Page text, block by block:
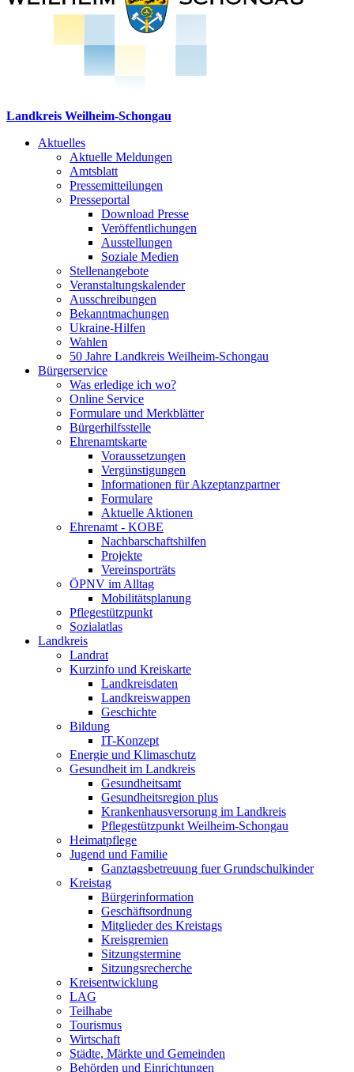
Landkreis Weilheim-Schongau
Aktuelles
Aktuelle Meldungen
Amtsblatt
Pressemitteilungen
Presseportal
Download Presse
Veröffentlichungen
Ausstellungen
Soziale Medien
Stellenangebote
Veranstaltungskalender
Ausschreibungen
Bekanntmachungen
Ukraine-Hilfen
Wahlen
50 Jahre Landkreis Weilheim-Schongau
Bürgerservice
Was erledige ich wo?
Online Service
Formulare und Merkblätter
Bürgerhilfsstelle
Ehrenamtskarte
Voraussetzungen
Vergünstigungen
Informationen für Akzeptanzpartner
Formulare
Aktuelle Aktionen
Ehrenamt - KOBE
Nachbarschaftshilfen
Projekte
Vereinsporträts
ÖPNV im Alltag
Mobilitätsplanung
Pflegestützpunkt
Sozialatlas
Landkreis
Landrat
Kurzinfo und Kreiskarte
Landkreisdaten
Landkreiswappen
Geschichte
Bildung
IT-Konzept
Energie und Klimaschutz
Gesundheit im Landkreis
Gesundheitsamt
Gesundheitsregion plus
Krankenhausversorung im Landkreis
Pflegestützpunkt Weilheim-Schongau
Heimatpflege
Jugend und Familie
Ganztagsbetreuung fuer Grundschulkinder
Kreistag
Bürgerinformation
Geschäftsordnung
Mitglieder des Kreistags
Kreisgremien
Sitzungstermine
Sitzungsrecherche
Kreisentwicklung
LAG
Teilhabe
Tourismus
Wirtschaft
Städte, Märkte und Gemeinden
Behörden und Einrichtungen